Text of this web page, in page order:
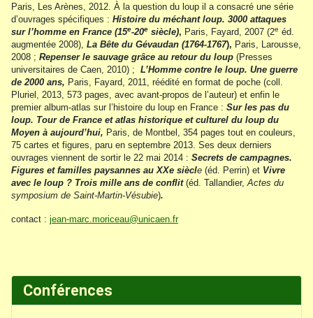
Paris, Les Arènes, 2012. À la question du loup il a consacré une série
d’ouvrages spécifiques : Histoire du méchant loup. 3000 attaques
sur l’homme en France (15e-20e siècle), Paris, Fayard, 2007 (2e éd.
augmentée 2008), La Bête du Gévaudan (1764-1767), Paris, Larousse,
2008 ; Repenser le sauvage grâce au retour du loup (Presses
universitaires de Caen, 2010) ; L’Homme contre le loup. Une guerre
de 2000 ans, Paris, Fayard, 2011, réédité en format de poche (coll.
Pluriel, 2013, 573 pages, avec avant-propos de l’auteur) et enfin le
premier album-atlas sur l’histoire du loup en France : Sur les pas du
loup. Tour de France et atlas historique et culturel du loup du
Moyen à aujourd’hui, Paris, de Montbel, 354 pages tout en couleurs,
75 cartes et figures, paru en septembre 2013. Ses deux derniers
ouvrages viennent de sortir le 22 mai 2014 : Secrets de campagnes.
Figures et familles paysannes au XXe siècle (éd. Perrin) et Vivre
avec le loup ? Trois mille ans de conflit(éd. Tallandier, Actes du
symposium de Saint-Martin-Vésubie).
contact : jean-marc.moriceau@unicaen.fr
Conférences